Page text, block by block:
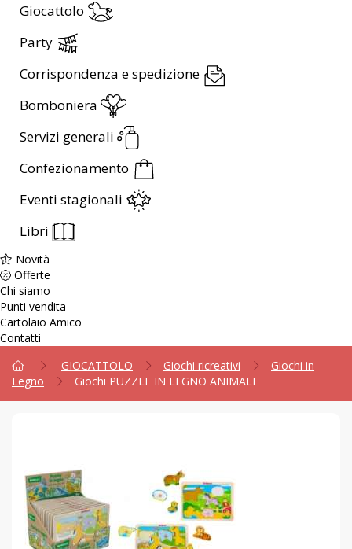
Giocattolo
Party
Corrispondenza e spedizione
Bomboniera
Servizi generali
Confezionamento
Eventi stagionali
Libri
Novità
Offerte
Chi siamo
Punti vendita
Cartolaio Amico
Contatti
GIOCATTOLO
Giochi ricreativi
Giochi in
Legno
Giochi PUZZLE IN LEGNO ANIMALI